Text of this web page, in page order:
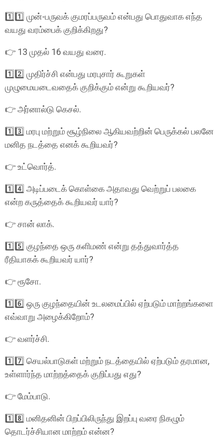
1️⃣1️⃣ முன்-பருவக் குமரப்பருவம் என்பது பொதுவாக எந்த
வயது வரம்பைக் குறிக்கிறது?
👉 13 முதல் 16 வயது வரை.
1️⃣2️⃣ முதிர்ச்சி என்பது மரபுசார் கூறுகள்
முழுமையடைவதைக் குறிக்கும் என்று கூறியவர்?
👉 அர்னால்டு கெசல்.
1️⃣3️⃣ மரபு மற்றும் சூழ்நிலை ஆகியவற்றின் பெருக்கல் பலனே
மனித நடத்தை எனக் கூறியவர்?
👉 உட்வொர்த்.
1️⃣4️⃣ அடிப்படைக் கொள்கை அதாவது வெற்றுப் பலகை
என்ற கருத்தைக் கூறியவர் யார்?
👉 சான் லாக்.
1️⃣5️⃣ குழந்தை ஒரு களிமண் என்று தத்துவார்த்த
ரீதியாகக் கூறியவர் யார்?
👉 ரூசோ.
1️⃣6️⃣ ஒரு குழந்தையின் உடலமைப்பில் ஏற்படும் மாற்றங்களை
எவ்வாறு அழைக்கிறோம்?
👉 வளர்ச்சி.
1️⃣7️⃣ செயல்பாடுகள் மற்றும் நடத்தையில் ஏற்படும் தரமான,
உள்ளார்ந்த மாற்றத்தைக் குறிப்பது எது?
👉 மேம்பாடு.
1️⃣8️⃣ மனிதனின் பிறப்பிலிருந்து இறப்பு வரை நிகழும்
தொடர்ச்சியான மாற்றம் என்ன?